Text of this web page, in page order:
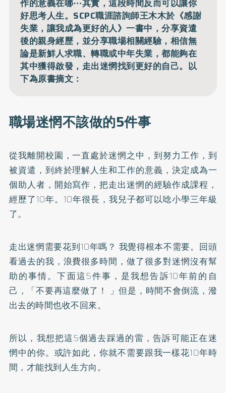
作的意義在哪⋯其實，這段時間反而可以讓你
好思考人生。SCPC職涯諮詢師王木木於《感謝
失業，讓我成為更好的人》一書中，分享資遣
後的親身經歷，並分享職場相關經驗，相信無
論是新鮮人求職、轉職或中年失業，都能夠在
其中獲得啟發，走出迷惘找到更好的自己。以
下為原書摘文：
職場迷惘不該做的5件事
從我離開校園，一直處於迷惘之中，到努力工作，到
被資遣，到終於理解人生和工作的意義，決定成為一
個助人者，開始寫作，把走出迷惘的經驗作成課程，
經歷了10年。10年很長，我兒子都可以唸小學三年級
了。
走出迷惘需要花到10年嗎？ 我覺得根本不需要。回頭
看過去的我，浪費很多時間，做了很多對迷惘沒有幫
助的事情。下面這5件事，是我想告訴10年前的自
己，「不要再這麼做了！ 」但是，時間不會倒流，潑
出去的時間也收不回來。
所以，我想把這5個過去踩過的雷，告訴可能正在迷
惘中的你。或許如此，你就不需要跟我一樣花10年時
間，才能找到人生方向。